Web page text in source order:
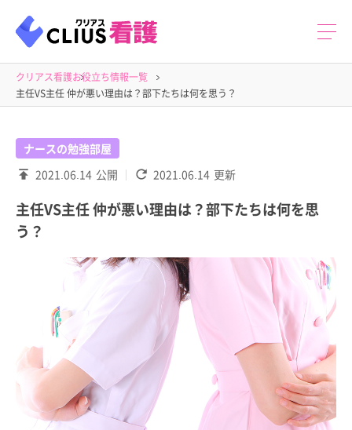
クリアス看護お役立ち情報一覧
主任VS主任 仲が悪い理由は？部下たちは何を思う？
ナースの勉強部屋
2021.06.14 公開 2021.06.14 更新
主任VS主任 仲が悪い理由は？部下たちは何を思
う？